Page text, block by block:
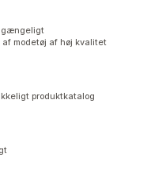
af modetøj af høj kvalitet
produktkatalog